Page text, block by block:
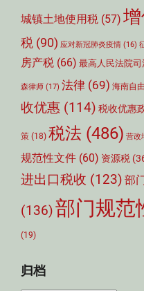
城镇土地使用税 (57)
税 (90) 应对新冠肺炎疫情 (16)
房产税 (66) 最高人民法院司
森律师 (17) 法律 (69) 海南自
收优惠 (114) 税收优惠
策 (18) 税法 (486) 营改
规范性文件 (60) 资源税
进出口税收 (123) 部
(136)部门规范
(19)
归档